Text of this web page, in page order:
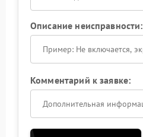
Описание неисправности:
Комментарий к заявке: